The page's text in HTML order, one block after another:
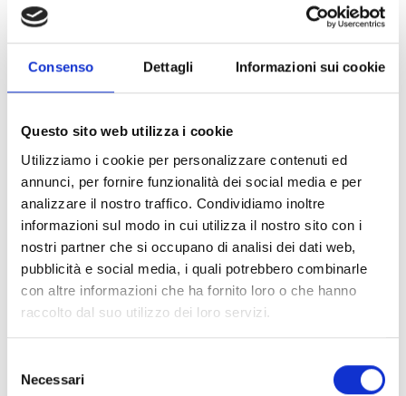
Consenso Dettagli Informazioni sui cookie
Questo sito web utilizza i cookie
Utilizziamo i cookie per personalizzare contenuti ed
annunci, per fornire funzionalità dei social media e per
analizzare il nostro traffico. Condividiamo inoltre
informazioni sul modo in cui utilizza il nostro sito con i
nostri partner che si occupano di analisi dei dati web,
pubblicità e social media, i quali potrebbero combinarle
con altre informazioni che ha fornito loro o che hanno
raccolto dal suo utilizzo dei loro servizi.
delNecessari
Chi può partecipare
L’Agenzia ammetterà alla valutazione solo le proposte
un’azienda e/o organizzazionicon sede in uno dei
Paesi che aderiscono al Programma nell’ambito del
quale si intende presentare la proposta: Belgio,
Repubblica Ceca, Danimarca, Estonia, Finlandia,
Francia, Germania, Grecia, Ungheria, Irlanda, Italia,
Lussemburgo, Paesi Bassi, Norvegia, Polonia, Portogallo,
Slovenia, Spagna, Svezia, Svizzera, Regno Unito e
Canada.